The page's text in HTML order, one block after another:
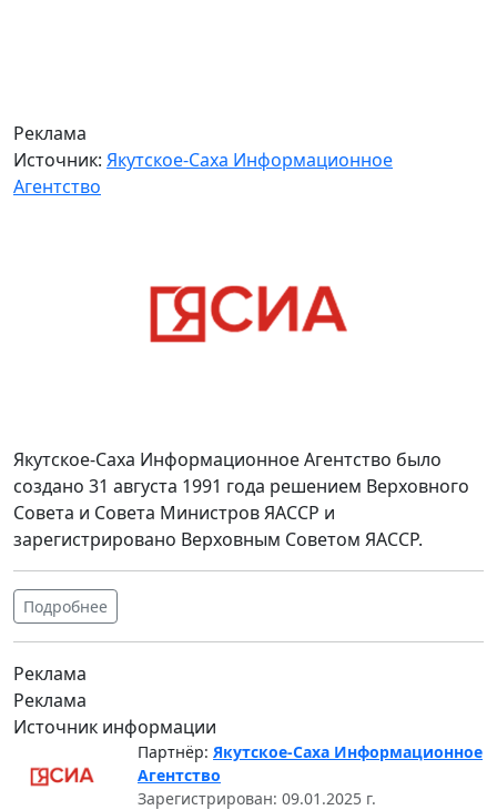
Реклама
Источник: Якутское-Саха Информационное
Агентство
Якутское-Саха Информационное Агентство было
создано 31 августа 1991 года решением Верховного
Совета и Совета Министров ЯАССР и
зарегистрировано Верховным Советом ЯАССР.
Подробнее
Реклама
Реклама
Источник информации
Партнёр: Якутское-Саха Информационное
Агентство
Зарегистрирован: 09.01.2025 г.